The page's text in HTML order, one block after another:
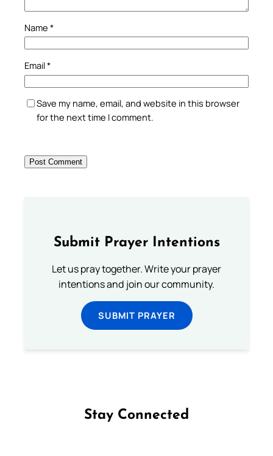
Name *
Email*
Save my name, email, and website in this browser
for the next time I comment.
Submit Prayer Intentions
Let us pray together. Write your prayer
intentions and join our community.
SUBMIT PRAYER
Stay Connected